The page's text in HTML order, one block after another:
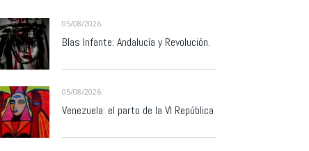
05/08/2026
Blas Infante: Andalucía y Revolución.
05/08/2026
Venezuela: el parto de la VI República